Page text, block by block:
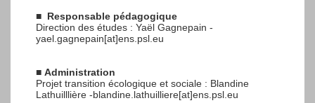
■ Responsable pédagogique
Direction des études : Yaël Gagnepain -
yael.gagnepain[at]ens.psl.eu
■ Administration
Projet transition écologique et sociale : Blandine
Lathuilllière -blandine.lathuilliere[at]ens.psl.eu